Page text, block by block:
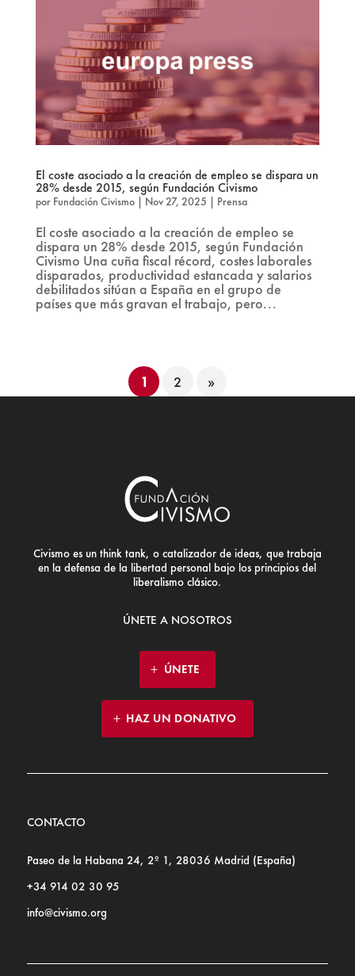
El coste asociado a la creación de empleo se dispara un
28% desde 2015, según Fundación Civismo
por Fundación Civismo| Nov 27, 2025 | Prensa
El coste asociado a la creación de empleo se
dispara un 28% desde 2015, según Fundación
Civismo Una cuña fiscal récord, costes laborales
disparados, productividad estancada y salarios
debilitados sitúan a España en el grupo de
países que más gravan el trabajo, pero...
1 2 »
Civismo es un think tank, o catalizador de ideas, que trabaja
en la defensa de la libertad personal bajo los principios del
liberalismo clásico.
ÚNETE A NOSOTROS
ÚNETE
HAZ UN DONATIVO
CONTACTO
Paseo de la Habana 24, 2º 1, 28036 Madrid (España)
+34 914 02 30 95
info@civismo.org